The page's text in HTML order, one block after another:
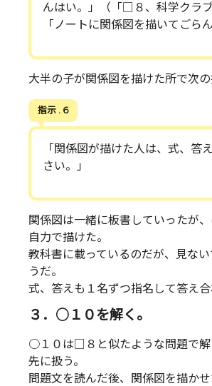
んはい。」（「□８、科学クラブ
「ノートに関係図を描いてごら
大半の子が関係図を描けた所で次の
指示 . 6
「関係図が描けた人は、式、答
さい。」
関係図は一緒に板書していったが
自力で描けた。
教科書に載っているのだが、見な
うだ。
式、答えも１名ずつ指名して答え合
３．○１０を解く。
○１０は□８と似たような問題で解
先に扱う。
問題文を読んだ後、関係図を描か